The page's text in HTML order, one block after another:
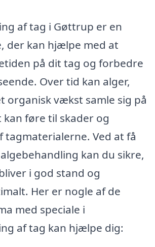
af tag i Gøttrup er en
der kan hjælpe med at
på dit tag og forbedre
Over tid kan alger,
organisk vækst samle sig på
føre til skader og
tagmaterialerne. Ved at få
kan du sikre,
i god stand og
Her er nogle af de
med speciale i
af tag kan hjælpe dig: